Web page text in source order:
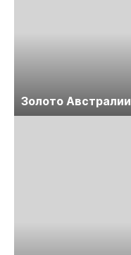
Золото Австралии